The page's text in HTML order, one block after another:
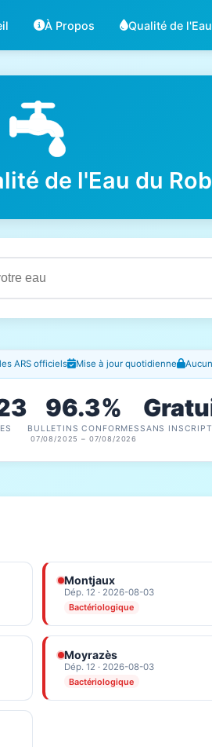
À Propos Qualité de l'Eau
de l'Eau du
ARS officiels Mise à jour quotidienne
96.3%
BULLETINS CONFORMES
07/08/2025 – 07/08/2026
SANS
Montjaux
Dép. 12 · 2026-08-03
Bactériologique
Moyrazès
Dép. 12 · 2026-08-03
Bactériologique